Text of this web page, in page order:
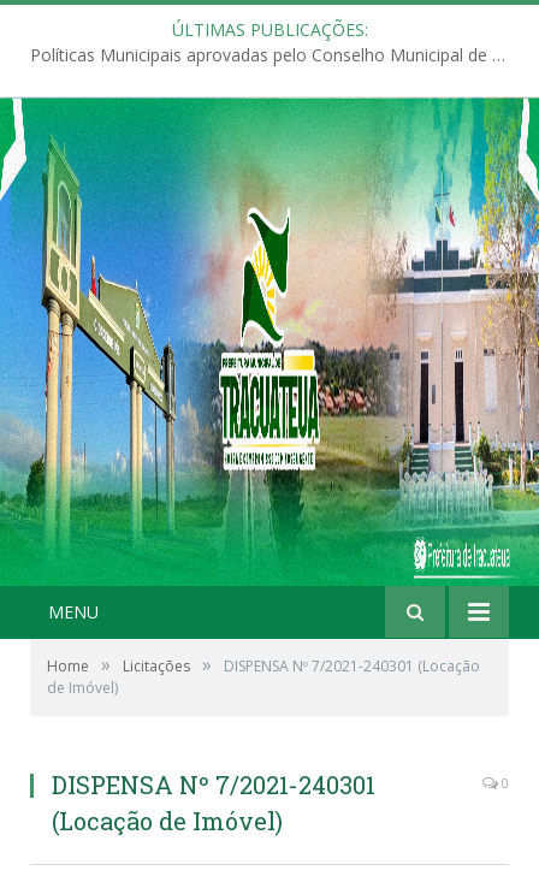
ÚLTIMAS PUBLICAÇÕES:
Políticas Municipais aprovadas pelo Conselho Municipal de Educação (CME)
MENU
Home » Licitações »
DISPENSA Nº 7/2021-240301 (Locação
de Imóvel)
DISPENSA Nº 7/2021-240301
(Locação de Imóvel)
0